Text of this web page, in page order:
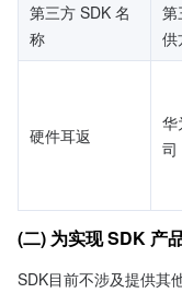
第三方 SDK 名
称
第
供
硬件耳返
华
司
(二) 为实现 SDK 产
SDK目前不涉及提供其